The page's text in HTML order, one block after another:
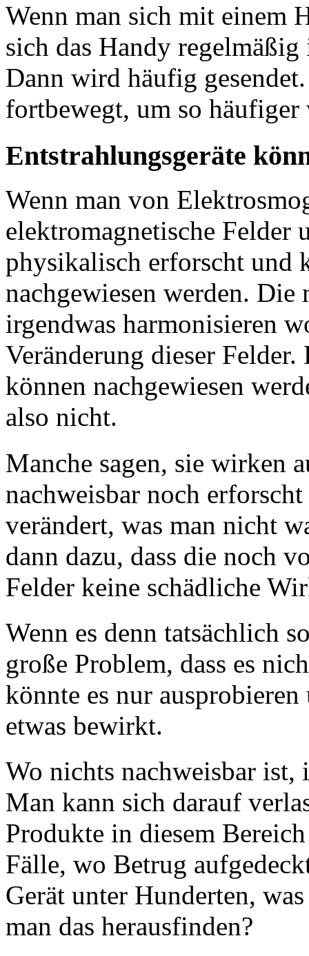
Wenn man sich mit einem
sich das Handy
Dann wird häufig
fortbewegt, um so häufiger
Entstrahlungsgeräte
Wenn man von
elektromagnetische Felder
physikalisch erforscht und
nachgewiesen werden. Die
irgendwas harmonisieren
Veränderung dieser
können nachgewiesen
also nicht.
Manche sagen, sie wirken
nachweisbar noch
verändert, was man nicht
dann dazu, dass die noch
Felder keine schädliche
Wenn es denn tatsächlich
große Problem, dass es
könnte es nur
etwas bewirkt.
Wo nichts nachweisbar
Man kann sich darauf
Produkte in diesem
Fälle, wo Betrug
Gerät unter Hunderten,
man das herausfinden?